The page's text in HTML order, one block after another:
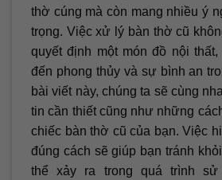
thờ cúng mà còn mang nhiều ý
trọng. Việc xử lý bàn thờ cũ
quyết định một món đồ nội
đến phong thủy và sự bình an
bài viết này, chúng ta sẽ cùng
tin cần thiết cũng như những
chiếc bàn thờ cũ của bạn. Việc
đúng cách sẽ giúp bạn tránh
thể xảy ra trong quá trình sử